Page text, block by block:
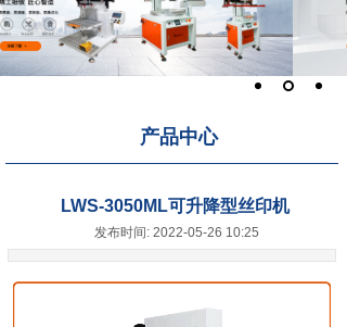
产品中心
LWS-3050ML可升降型丝印机
发布时间: 2022-05-26 10:25